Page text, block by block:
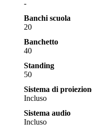
-
Banchi scuola
20
Banchetto
40
Standing
50
Sistema di
Incluso
Sistema audio
Incluso